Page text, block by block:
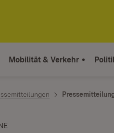
Mobilität & Verkehr